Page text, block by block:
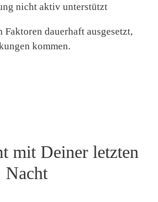
nicht aktiv unterstützt
Faktoren dauerhaft ausgesetzt,
kommen.
mit Deiner letzten
Nacht